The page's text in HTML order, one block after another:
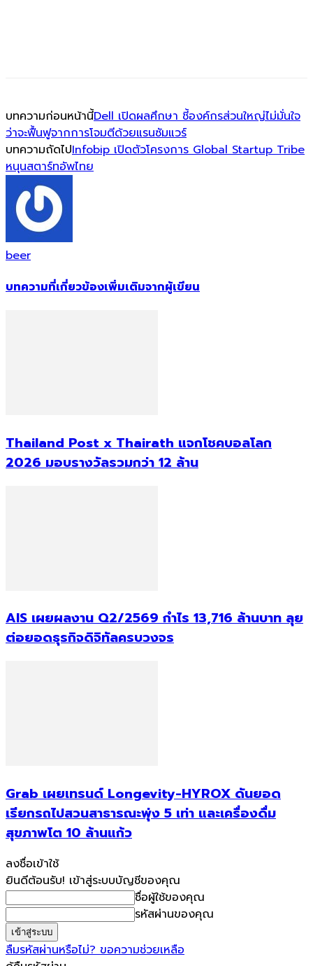
บทความก่อนหน้านี้Dell เปิดผลศึกษา ชี้องค์กรส่วนใหญ่ไม่มั่นใจ
ว่าจะฟื้นฟูจากการโจมตีด้วยแรนซัมแวร์
บทความถัดไปInfobip เปิดตัวโครงการ Global Startup Tribe
หนุนสตาร์ทอัพไทย
beer
บทความที่เกี่ยวข้องเพิ่มเติมจากผู้เขียน
Thailand Post x Thairath แจกโชคบอลโลก
2026 มอบรางวัลรวมกว่า 12 ล้าน
AIS เผยผลงาน Q2/2569 กำไร 13,716 ล้านบาท ลุย
ต่อยอดธุรกิจดิจิทัลครบวงจร
Grab เผยเทรนด์ Longevity-HYROX ดันยอด
เรียกรถไปสวนสาธารณะพุ่ง 5 เท่า และเครื่องดื่ม
สุขภาพโต 10 ล้านแก้ว
ลงชื่อเข้าใช้
ยินดีต้อนรับ! เข้าสู่ระบบบัญชีของคุณ
ชื่อผู้ใช้ของคุณ
รหัสผ่านของคุณ
ลืมรหัสผ่านหรือไม่? ขอความช่วยเหลือ